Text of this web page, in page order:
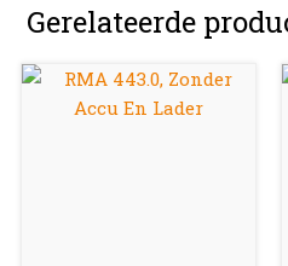
Gerelateerde